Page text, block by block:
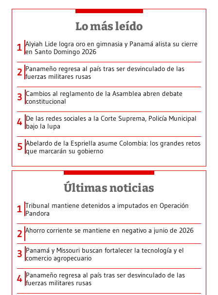
Lo más leído
1 Alyiah Lide logra oro en gimnasia y Panamá alista su cierre
en Santo Domingo 2026
2 Panameño regresa al país tras ser desvinculado de las
fuerzas militares rusas
3 Cambios al reglamento de la Asamblea abren debate
constitucional
4 De las redes sociales a la Corte Suprema, Policía Municipal
bajo la lupa
5 Abelardo de la Espriella asume Colombia: los grandes retos
que marcarán su gobierno
Últimas noticias
1 Tribunal mantiene detenidos a imputados en Operación
Pandora
2 Ahorro corriente se mantiene en negativo a junio de 2026
3 Panamá y Missouri buscan fortalecer la tecnología y el
comercio agropecuario
4 Panameño regresa al país tras ser desvinculado de las
fuerzas militares rusas